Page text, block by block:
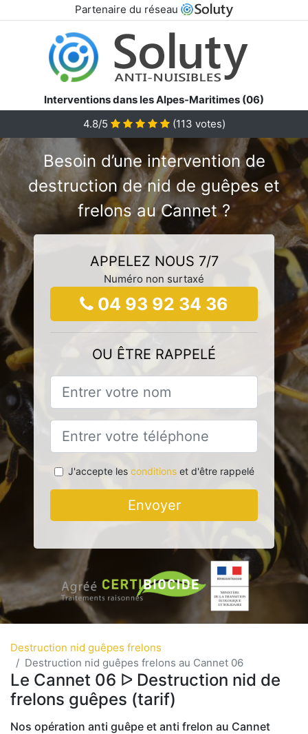
Partenaire du réseau
Interventions dans les Alpes-Maritimes (06)
4.8/5
(113 votes)
Besoin d’une intervention de
destruction de nid de guêpes et
frelons au Cannet ?
APPELEZ NOUS 7/7
Numéro non surtaxé
04 93 92 34 36
OU ÊTRE RAPPELÉ
J'accepte les conditionset d'être rappelé
Envoyer
Destruction nid guêpes frelons
Destruction nid guêpes frelons au Cannet 06
Le Cannet 06 ᐅ Destruction nid de
frelons guêpes (tarif)
Nos opération anti guêpe et anti frelon au Cannet